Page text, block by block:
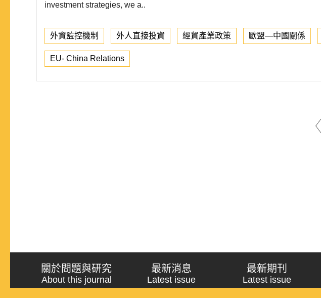
investment strategies, we a..
外資監控機制 外人直接投資 經貿產業政策 歐盟—中國關係
EU- China Relations
關於問題與研究
About this journal
最新消息
Latest issue
最新期刊
Latest issue